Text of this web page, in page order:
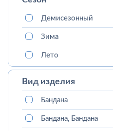
Демисезонный
Зима
Лето
Вид изделия
Бандана
Бандана, Бандана